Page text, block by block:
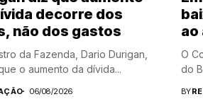
decorre dos
não dos gastos
da Fazenda, Dario Durigan,
o aumento da dívida...
06/08/2026
ao
O
do
BY